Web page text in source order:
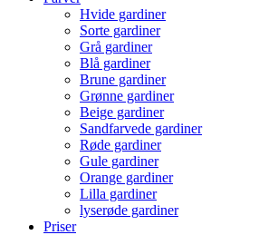
Hvide gardiner
Sorte gardiner
Grå gardiner
Blå gardiner
Brune gardiner
Grønne gardiner
Beige gardiner
Sandfarvede gardiner
Røde gardiner
Gule gardiner
Orange gardiner
Lilla gardiner
lyserøde gardiner
Priser